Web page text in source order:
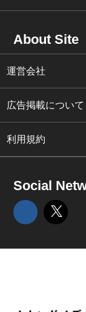
About Site
運営会社
広告掲載について
利用規約
Social